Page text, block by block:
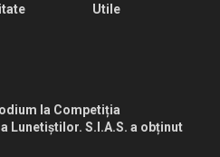
Utile
la Competiția
Lunetiștilor. S.I.A.S. a obținut